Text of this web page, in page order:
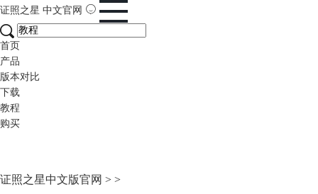
证照之星 中文官网
首页
产品
版本对比
下载
教程
购买
证照之星中文版官网 > >